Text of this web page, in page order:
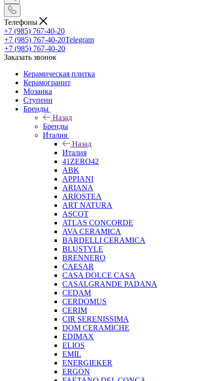
Телефоны
+7 (985) 767-40-20
+7 (985) 767-40-20Telegram
+7 (985) 767-40-20
Заказать звонок
Керамическая плитка
Керамогранит
Мозаика
Ступени
Бренды
Назад
Бренды
Италия
Назад
Италия
41ZERO42
ABK
APPIANI
ARIANA
ARIOSTEA
ART NATURA
ASCOT
ATLAS CONCORDE
AVA CERAMICA
BARDELLI CERAMICA
BLUSTYLE
BRENNERO
CAESAR
CASA DOLCE CASA
CASALGRANDE PADANA
CEDAM
CERDOMUS
CERIM
CIR SERENISSIMA
DOM CERAMICHE
EDIMAX
ELIOS
EMIL
ENERGIEKER
ERGON